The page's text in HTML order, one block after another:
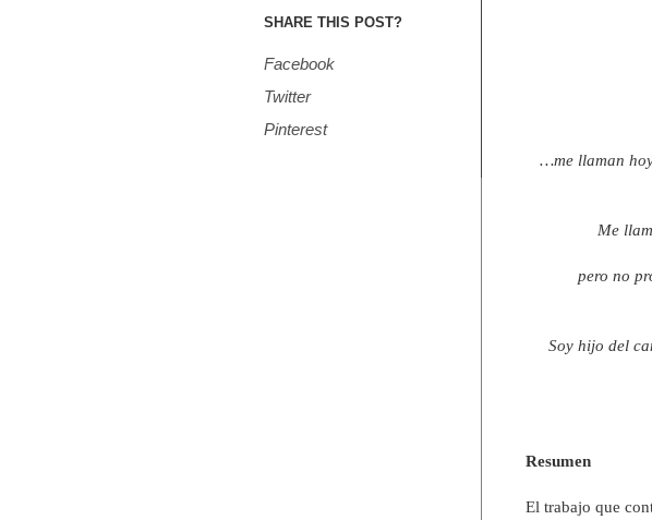
SHARE THIS POST?
Facebook
Twitter
Pinterest
…me llaman
Me
pero no
Soy hijo del
Resumen
El trabajo que